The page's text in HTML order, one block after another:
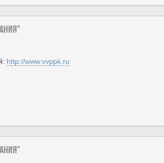
http://www.vvppk.ru